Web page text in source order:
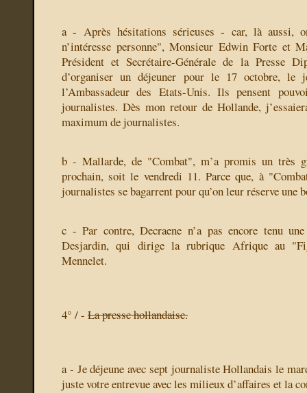
a - Après hésitations sérieuses - car, là aussi,
n’intéresse personne", Monsieur Edwin Forte et
Président et Secrétaire-Générale de la Presse
d’organiser un déjeuner pour le 17 octobre,
l’Ambassadeur des Etats-Unis. Ils pensent
journalistes. Dès mon retour de Hollande,
maximum de journalistes.
b - Mallarde, de "Combat", m’a promis un très
prochain, soit le vendredi 11. Parce que, à
journalistes se bagarrent pour qu’on leur réserve une
c - Par contre, Decraene n’a pas encore tenu
Desjardin, qui dirige la rubrique Afrique au
Mennelet.
4° / - La presse hollandaise.
a - Je déjeune avec sept journaliste Hollandais le
juste votre entrevue avec les milieux d’affaires et la